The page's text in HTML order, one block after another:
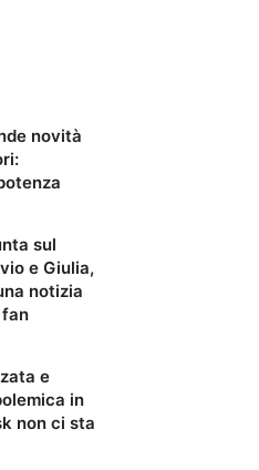
novità
sul
e Giulia,
notizia
e
in
non ci sta